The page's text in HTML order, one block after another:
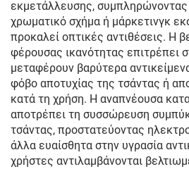
εκμετάλλευσης, συμπληρώνοντας
χρωματικό σχήμα ή μάρκετινγκ
προκαλεί οπτικές αντιθέσεις. Η
φέρουσας ικανότητας επιτρέπει
μεταφέρουν βαρύτερα
φόβο αποτυχίας της τσάντας ή
κατά τη χρήση. Η αναπνέουσα
αποτρέπει τη συσσώρευση
τσάντας, προστατεύοντας
άλλα ευαίσθητα στην υγρασία
χρήστες αντιλαμβάνονται